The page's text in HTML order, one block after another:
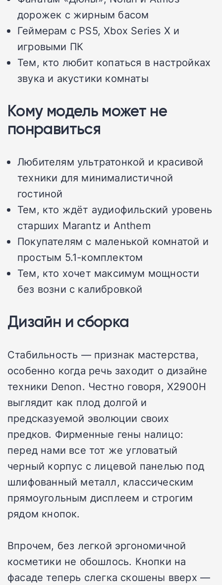
дорожек с жирным басом
Геймерам с PS5, Xbox Series X и
игровыми ПК
Тем, кто любит копаться в настройках
звука и акустики комнаты
Кому модель может не
понравиться
Любителям ультратонкой и красивой
техники для минималистичной
гостиной
Тем, кто ждёт аудиофильский уровень
старших Marantz и Anthem
Покупателям с маленькой комнатой и
простым 5.1-комплектом
Тем, кто хочет максимум мощности
без возни с калибровкой
Дизайн и сборка
Стабильность — признак мастерства,
особенно когда речь заходит о дизайне
техники Denon. Честно говоря, X2900H
выглядит как плод долгой и
предсказуемой эволюции своих
предков. Фирменные гены налицо:
перед нами все тот же угловатый
черный корпус с лицевой панелью под
шлифованный металл, классическим
прямоугольным дисплеем и строгим
рядом кнопок.
Впрочем, без легкой эргономичной
косметики не обошлось. Кнопки на
фасаде теперь слегка скошены вверх —